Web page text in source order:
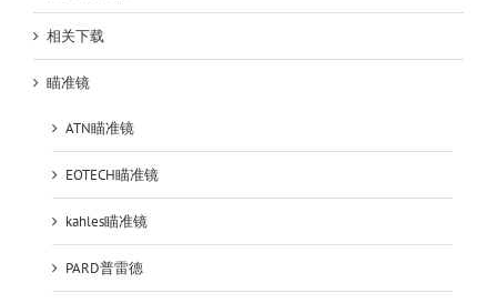
相关下载
瞄准镜
ATN瞄准镜
EOTECH瞄准镜
kahles瞄准镜
PARD普雷德